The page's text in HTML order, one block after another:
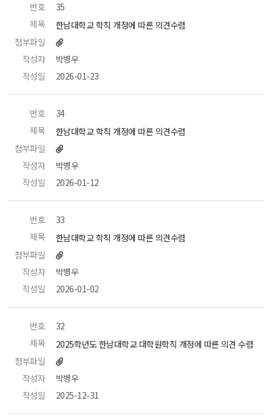
번호
35
제목
한남대학교 학칙 개정에 따른 의견수렴
첨부파일
작성자
박병우
작성일
2026-01-23
번호
34
제목
한남대학교 학칙 개정에 따른 의견수렴
첨부파일
작성자
박병우
작성일
2026-01-12
번호
33
제목
한남대학교 학칙 개정에 따른 의견수렴
첨부파일
작성자
박병우
작성일
2026-01-02
번호
32
제목
2025학년도 한남대학교 대학원학칙 개정에 따른 의견 수렴
첨부파일
작성자
박병우
작성일
2025-12-31